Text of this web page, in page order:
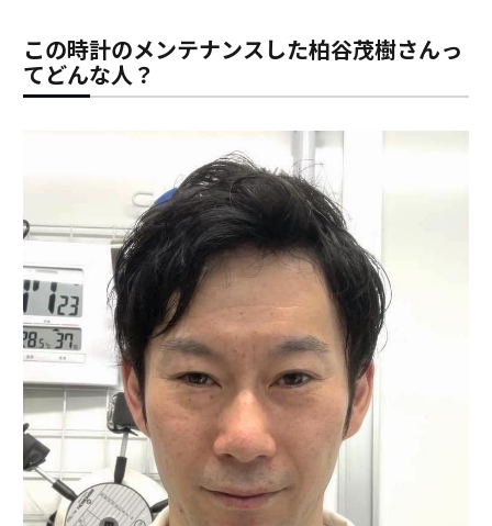
この時計のメンテナンスした柏谷茂樹さんっ
てどんな人？